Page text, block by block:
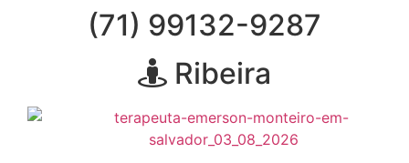
(71) 99132-9287
Ribeira